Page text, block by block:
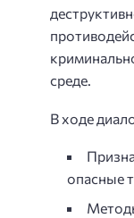
среде.
В ходе
опасные